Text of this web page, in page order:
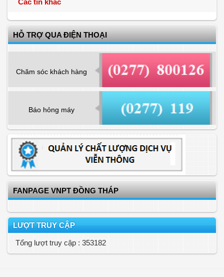
Các tin khác
HỖ TRỢ QUA ĐIỆN THOẠI
Chăm sóc khách hàng
Báo hỏng máy
FANPAGE VNPT ĐỒNG THÁP
LƯỢT TRUY CẬP
Tổng lượt truy cập : 353182